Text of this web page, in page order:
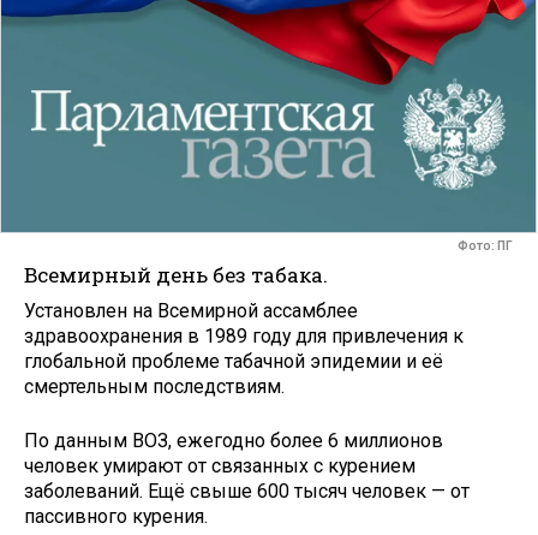
Фото: ПГ
Всемирный день без табака.
Установлен на Всемирной ассамблее
здравоохранения в 1989 году для привлечения к
глобальной проблеме табачной эпидемии и её
смертельным последствиям.
По данным ВОЗ, ежегодно более 6 миллионов
человек умирают от связанных с курением
заболеваний. Ещё свыше 600 тысяч человек — от
пассивного курения.